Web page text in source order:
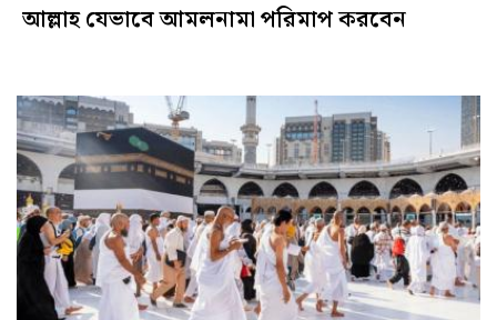
আল্লাহ যেভাবে আমলনামা পরিমাপ করবেন